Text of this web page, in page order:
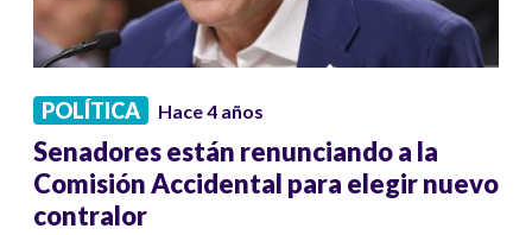
POLÍTICA Hace 4 años
Senadores están renunciando a la
Comisión Accidental para elegir nuevo
contralor